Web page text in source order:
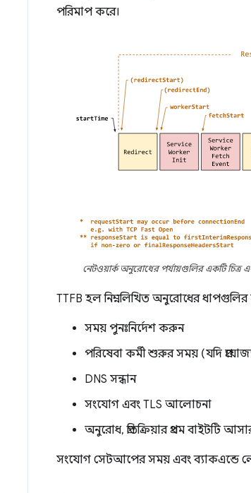
পরিমাপ করে।
নেটওয়ার্ক অনুরোধের পর্যায়গুলির একটি চিত্র
TTFB হল নিম্নলিখিত অনুরোধের ধাপগুলির
সময় পুনঃনির্দেশ করুন
পরিষেবা কর্মী শুরুর সময় (যদি
DNS সন্ধান
সংযোগ এবং TLS আলোচনা
অনুরোধ, প্রতিক্রিয়ার প্রথম বাইটটি
সংযোগ সেটআপের সময় এবং ব্যাকএন্ডে